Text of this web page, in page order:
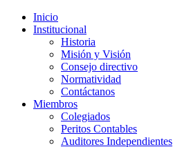
Inicio
Institucional
Historia
Misión y Visión
Consejo directivo
Normatividad
Contáctanos
Miembros
Colegiados
Peritos Contables
Auditores Independientes